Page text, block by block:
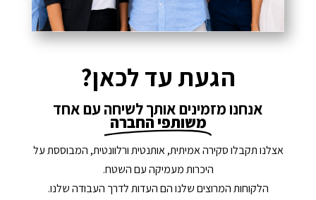
הגעת עד לכאן?
אנחנו מזמינים אותך לשיחה עם אחד
משותפי החברה
אצלנו תקבלו סקירה אמיתית, אותנטית ורלוונטית, המבוססת על
היכרות מעמיקה עם השטח.
הלקוחות המרוצים שלנו הם העדות לדרך העבודה שלנו.